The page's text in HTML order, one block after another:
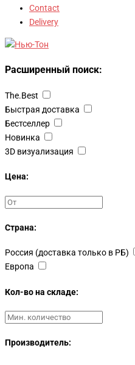
Contact
Delivery
Расширенный поиск:
The.Best
Быстрая доставка
Бестселлер
Новинка
3D визуализация
Цена:
Страна:
Россия (доставка только в РБ)
Европа
Кол-во на складе:
Производитель: